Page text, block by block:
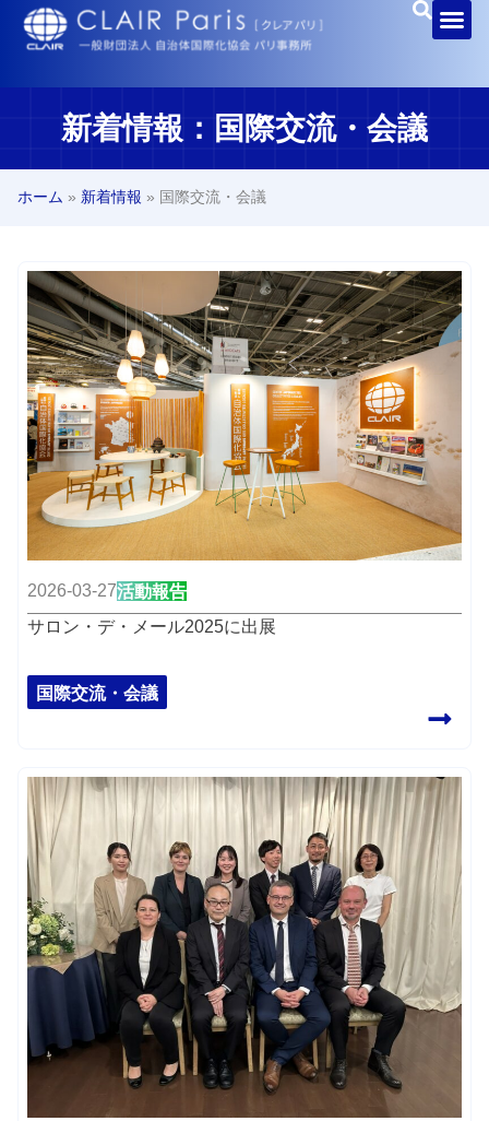
新着情報：国際交流・会議
ホーム » 新着情報 » 国際交流・会議
2026-03-27活動報告
サロン・デ・メール2025に出展
国際交流・会議